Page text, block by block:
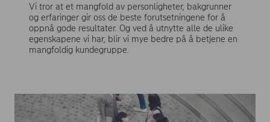
Vi tror at et mangfold av personligheter, bakgrunner
og erfaringer gir oss de beste forutsetningene for å
oppnå gode resultater. Og ved å utnytte alle de ulike
egenskapene vi har, blir vi mye bedre på å betjene en
mangfoldig kundegruppe.